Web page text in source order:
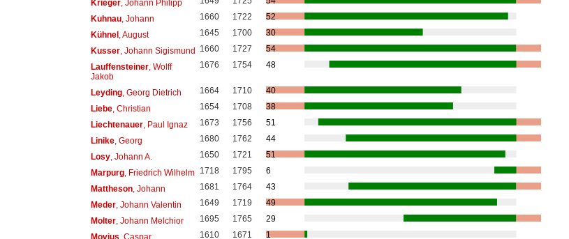
Krieger, Johann Philipp
Kuhnau, Johann 1660 1722
52
Kühnel, August 1645 1700
30
Kusser, Johann Sigismund 1660 1727
54
Lauffensteiner, Wolff
Jakob
1676 1754 48
Leyding, Georg Dietrich 1664 1710
40
Liebe, Christian 1654 1708
38
Liechtenauer, Paul Ignaz 1673 1756
51
Linike, Georg 1680 1762
44
Losy, Johann A. 1650 1721
51
Marpurg, Friedrich Wilhelm 1718 1795
6
Mattheson, Johann 1681 1764
43
Meder, Johann Valentin 1649 1719
49
Molter, Johann Melchior 1695 1765
29
Movius , Caspar 1610 1671 1